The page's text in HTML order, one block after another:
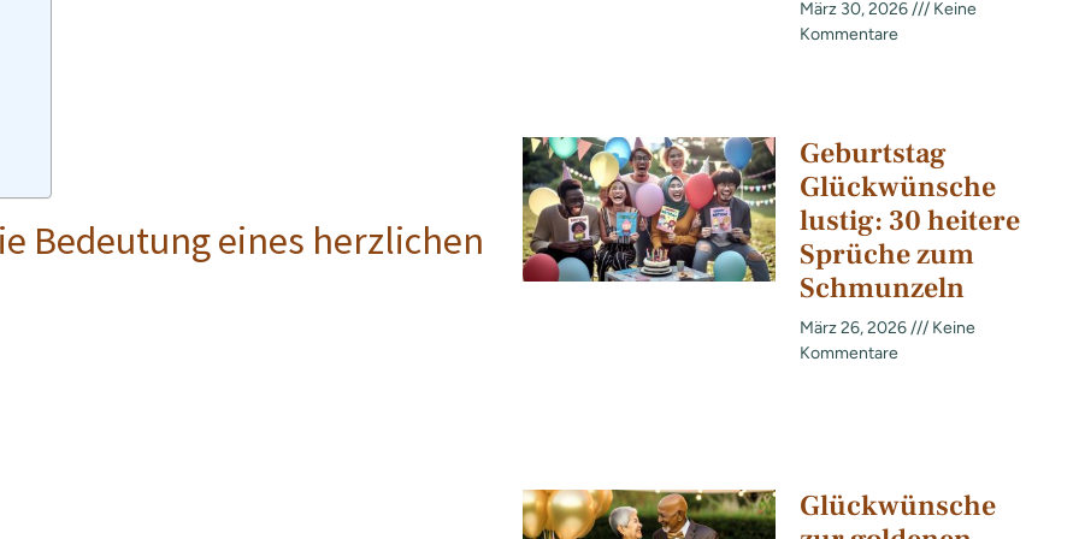
Bedeutung eines herzlichen
März 30, 2026
Keine
Kommentare
Geburtstag
Glückwünsche
lustig: 30 heitere
Sprüche zum
Schmunzeln
März 26, 2026
Keine
Kommentare
Glückwünsche